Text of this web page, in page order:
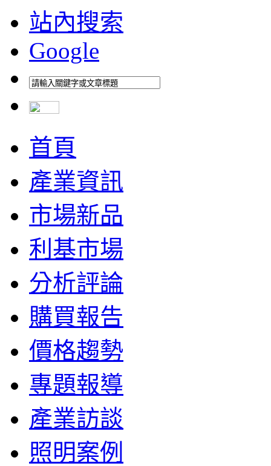
站內搜索
Google
首頁
產業資訊
市場新品
利基市場
分析評論
購買報告
價格趨勢
專題報導
產業訪談
照明案例